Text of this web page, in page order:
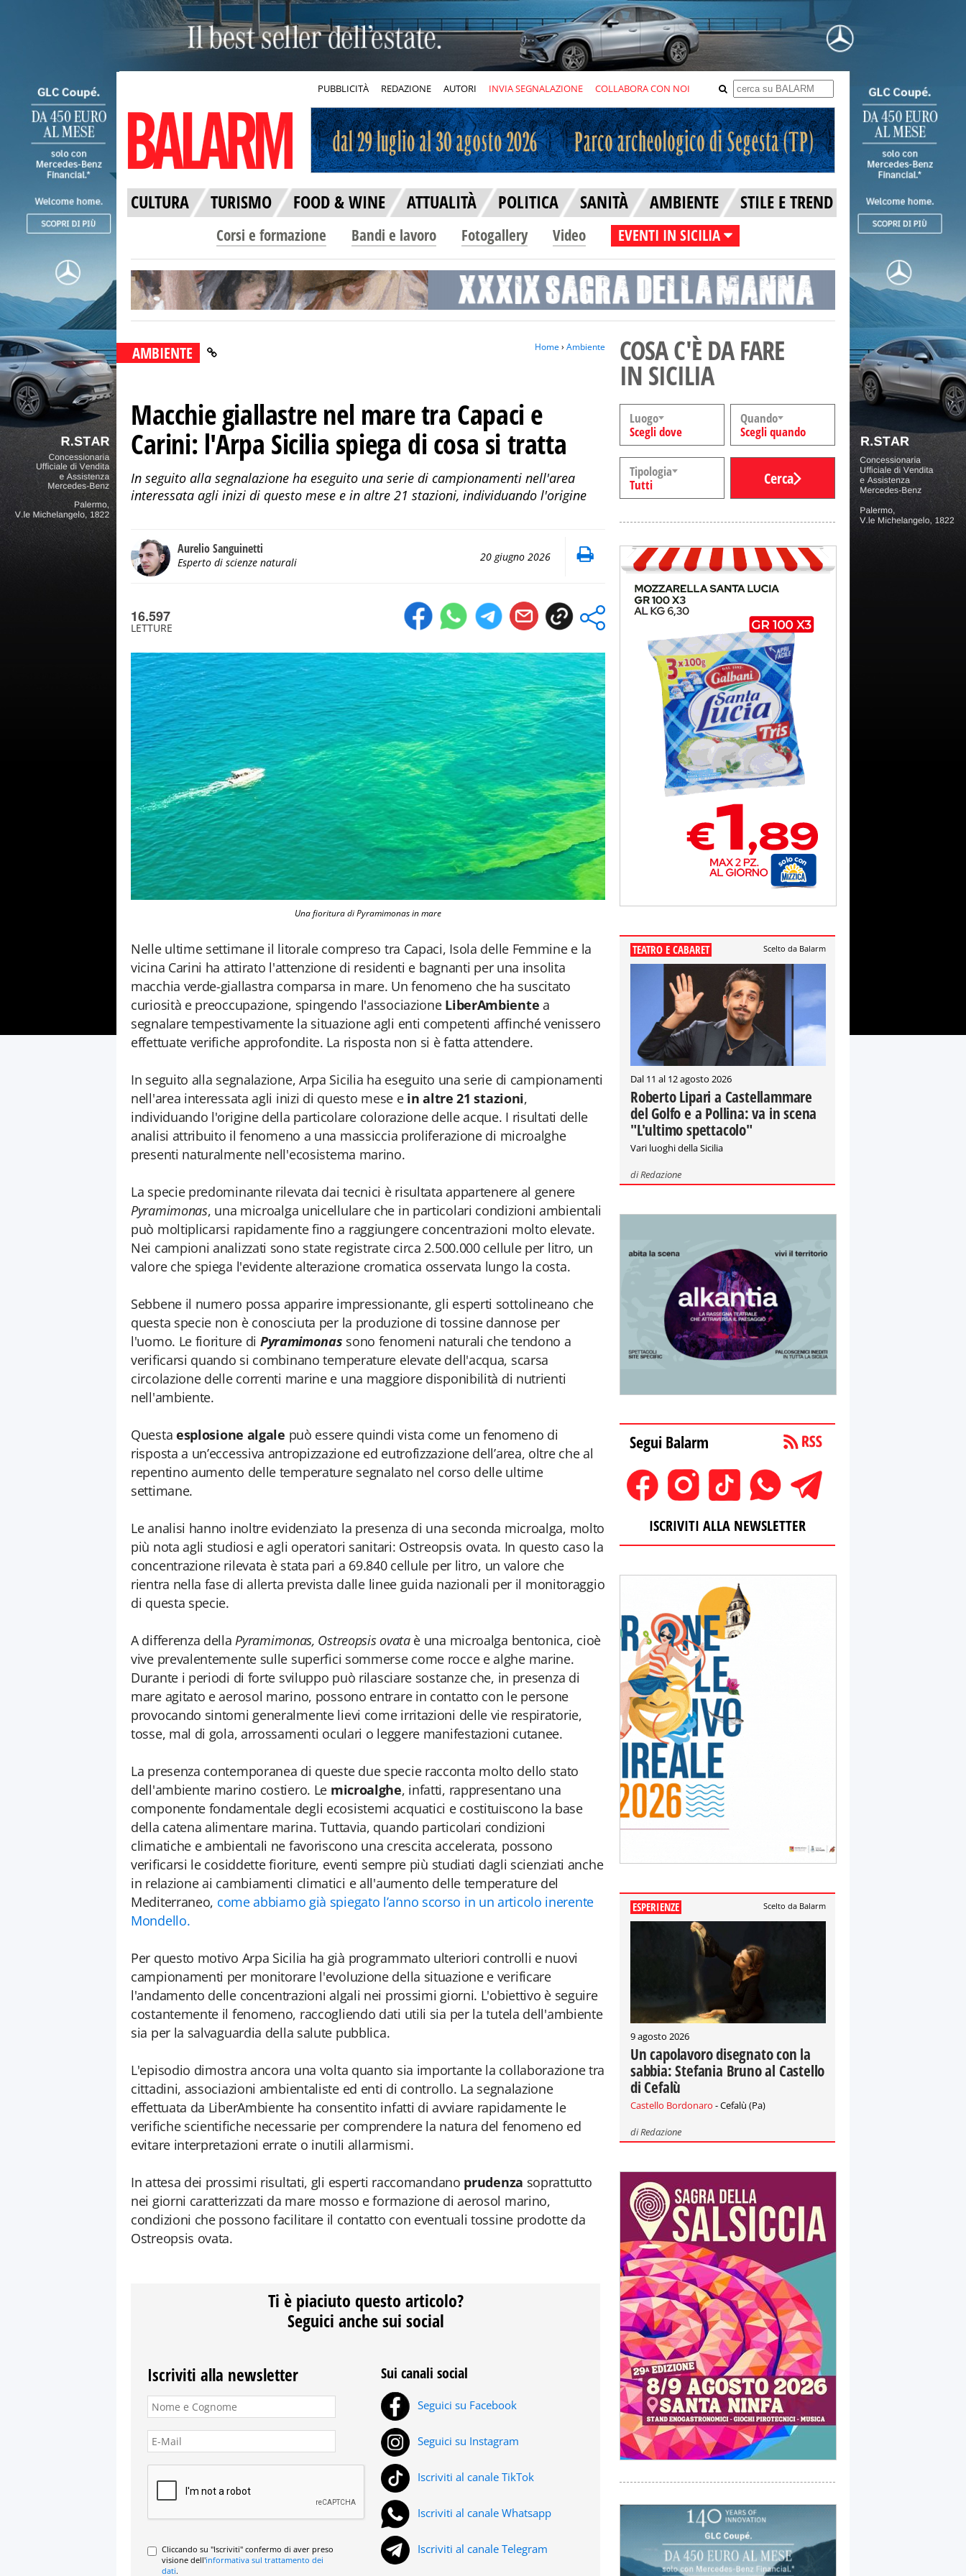
PUBBLICITÀ REDAZIONE AUTORI INVIA SEGNALAZIONE COLLABORA CON NOI
CULTURA TURISMO FOOD & WINE ATTUALITÀ POLITICA SANITÀ AMBIENTE STILE E TREND
Corsi e formazione Bandi e lavoro Fotogallery Video EVENTI IN SICILIA
AMBIENTE Home› Ambiente
Macchie giallastre nel mare tra Capaci e
Carini: l'Arpa Sicilia spiega di cosa si tratta
In seguito alla segnalazione ha eseguito una serie di campionamenti nell'area
interessata agli inizi di questo mese e in altre 21 stazioni, individuando l'origine
Aurelio Sanguinetti
Esperto di scienze naturali 20 giugno 2026
16.597
LETTURE
Una fioritura di Pyramimonas in mare
Nelle ultime settimane il litorale compreso tra Capaci, Isola delle Femmine e la
vicina Carini ha attirato l'attenzione di residenti e bagnanti per una insolita
macchia verde-giallastra comparsa in mare. Un fenomeno che ha suscitato
curiosità e preoccupazione, spingendo l'associazione LiberAmbiente a
segnalare tempestivamente la situazione agli enti competenti affinché venissero
effettuate verifiche approfondite. La risposta non si è fatta attendere.
In seguito alla segnalazione, Arpa Sicilia ha eseguito una serie di campionamenti
nell'area interessata agli inizi di questo mese e in altre 21 stazioni,
individuando l'origine della particolare colorazione delle acque. I risultati delle
analisi attribuito il fenomeno a una massiccia proliferazione di microalghe
presenti naturalmente nell'ecosistema marino.
La specie predominante rilevata dai tecnici è risultata appartenere al genere
Pyramimonas, una microalga unicellulare che in particolari condizioni ambientali
può moltiplicarsi rapidamente fino a raggiungere concentrazioni molto elevate.
Nei campioni analizzati sono state registrate circa 2.500.000 cellule per litro, un
valore che spiega l'evidente alterazione cromatica osservata lungo la costa.
Sebbene il numero possa apparire impressionante, gli esperti sottolineano che
questa specie non è conosciuta per la produzione di tossine dannose per
l'uomo. Le fioriture di Pyramimonas sono fenomeni naturali che tendono a
verificarsi quando si combinano temperature elevate dell'acqua, scarsa
circolazione delle correnti marine e una maggiore disponibilità di nutrienti
nell'ambiente.
Questa esplosione algale può essere quindi vista come un fenomeno di
risposta a un’eccessiva antropizzazione ed eutrofizzazione dell’area, oltre che al
repentino aumento delle temperature segnalato nel corso delle ultime
settimane.
Le analisi hanno inoltre evidenziato la presenza di una seconda microalga, molto
più nota agli studiosi e agli operatori sanitari: Ostreopsis ovata. In questo caso la
concentrazione rilevata è stata pari a 69.840 cellule per litro, un valore che
rientra nella fase di allerta prevista dalle linee guida nazionali per il monitoraggio
di questa specie.
A differenza dellaPyramimonas, Ostreopsis ovataè una microalga bentonica, cioè
vive prevalentemente sulle superfici sommerse come rocce e alghe marine.
Durante i periodi di forte sviluppo può rilasciare sostanze che, in presenza di
mare agitato e aerosol marino, possono entrare in contatto con le persone
provocando sintomi generalmente lievi come irritazioni delle vie respiratorie,
tosse, mal di gola, arrossamenti oculari o leggere manifestazioni cutanee.
La presenza contemporanea di queste due specie racconta molto dello stato
dell'ambiente marino costiero. Le microalghe, infatti, rappresentano una
componente fondamentale degli ecosistemi acquatici e costituiscono la base
della catena alimentare marina. Tuttavia, quando particolari condizioni
climatiche e ambientali ne favoriscono una crescita accelerata, possono
verificarsi le cosiddette fioriture, eventi sempre più studiati dagli scienziati anche
in relazione ai cambiamenti climatici e all'aumento delle temperature del
Mediterraneo, come abbiamo già spiegato l’anno scorso in un articolo inerente
Mondello.
Per questo motivo Arpa Sicilia ha già programmato ulteriori controlli e nuovi
campionamenti per monitorare l'evoluzione della situazione e verificare
l'andamento delle concentrazioni algali nei prossimi giorni. L'obiettivo è seguire
costantemente il fenomeno, raccogliendo dati utili sia per la tutela dell'ambiente
sia per la salvaguardia della salute pubblica.
L'episodio dimostra ancora una volta quanto sia importante la collaborazione tra
cittadini, associazioni ambientaliste ed enti di controllo. La segnalazione
effettuata da LiberAmbiente ha consentito infatti di avviare rapidamente le
verifiche scientifiche necessarie per comprendere la natura del fenomeno ed
evitare interpretazioni errate o inutili allarmismi.
In attesa dei prossimi risultati, gli esperti raccomandano prudenza soprattutto
nei giorni caratterizzati da mare mosso e formazione di aerosol marino,
condizioni che possono facilitare il contatto con eventuali tossine prodotte da
Ostreopsis ovata.
Ti è piaciuto questo articolo?
Seguici anche sui social
Iscriviti alla newsletter
Cliccando su "Iscriviti" confermo di aver preso
visione dell'informativa sul trattamento dei
dati.
Sui canali social
Seguici su Facebook
Seguici su Instagram
Iscriviti al canale TikTok
Iscriviti al canale Whatsapp
Iscriviti al canale Telegram
COSA C'È DA FARE
IN SICILIA
Luogo
Scegli dove
Quando
Scegli quando
Tipologia
Tutti
Cerca
TEATRO E CABARET Scelto da Balarm
Dal 11 al 12 agosto 2026
Roberto Lipari a Castellammare
del Golfo e a Pollina: va in scena
"L'ultimo spettacolo"
Vari luoghi della Sicilia
diRedazione
Segui Balarm
ISCRIVITI ALLA NEWSLETTER
ESPERIENZE Scelto da Balarm
9 agosto 2026
Un capolavoro disegnato con la
sabbia: Stefania Bruno al Castello
di Cefalù
Castello Bordonaro - Cefalù (Pa)
diRedazione